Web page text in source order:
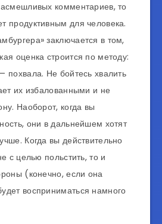
комментариев, то
продуктивным для человека.
заключается в том,
оценка строится по методу:
похвала. Не бойтесь хвалить
их избалованными и не
Наоборот, когда вы
они в дальнейшем хотят
Когда вы действительно
с целью польстить, то и
(конечно, если она
восприниматься намного